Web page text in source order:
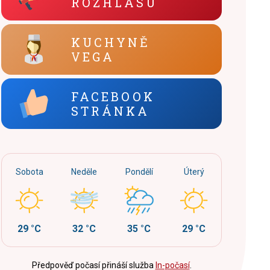
KUCHYNĚ
VEGA
FACEBOOK
STRÁNKA
Sobota
29 °C
Neděle
32 °C
Pondělí
35 °C
Úterý
29 °C
Předpověď počasí přináší služba In-počasí.